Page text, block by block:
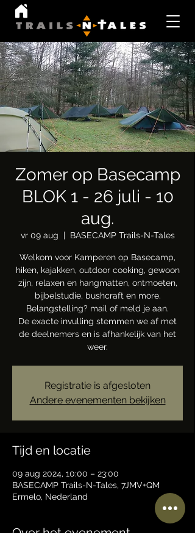
Zomer op Basecamp
BLOK 1 - 26 juli - 10
aug.
vr 09 aug
  |
BASECAMP Trails-N-Tales
Welkom voor Kamperen op Basecamp,
hiken, kajakken, outdoor cooking, gewoon
zijn, relaxen en hangmatten, ontmoeten,
bijbelstudie, bushcraft en more.
Belangstelling? mail of meld je aan.
De exacte invulling stemmen we af met
de deelnemers en is afhankelijk van het
weer.
Registratie is afgesloten
Andere evenementen bekijken
Tijd en locatie
09 aug 2024, 10:00 – 23:00
BASECAMP Trails-N-Tales, 7JMV+QM
Ermelo, Nederland
Over het evenement